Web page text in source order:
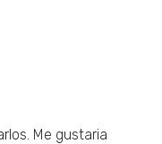
Me gustaria